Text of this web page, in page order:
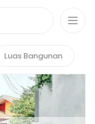
Luas Bangunan